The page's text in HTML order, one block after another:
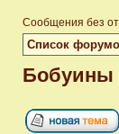
Сообщения без
Список
Бобуины